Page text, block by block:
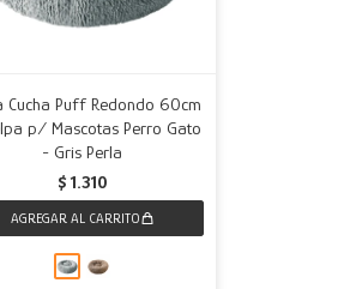
Cucha Puff Redondo 60cm
p/ Mascotas Perro Gato
- Gris Perla
$ 1.310